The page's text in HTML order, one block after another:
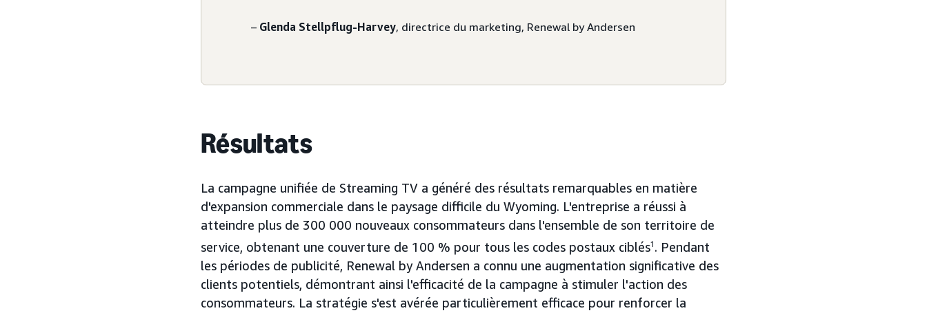
– Glenda Stellpflug-Harvey, directrice du marketing, Renewal by Andersen
Résultats
La campagne unifiée de Streaming TV a généré des résultats remarquables en matière
d'expansion commerciale dans le paysage difficile du Wyoming. L'entreprise a réussi à
atteindre plus de 300 000 nouveaux consommateurs dans l'ensemble de son territoire de
service, obtenant une couverture de 100 % pour tous les codes postaux ciblés1 . Pendant
les périodes de publicité, Renewal by Andersen a connu une augmentation significative des
clients potentiels, démontrant ainsi l'efficacité de la campagne à stimuler l'action des
consommateurs. La stratégie s'est avérée particulièrement efficace pour renforcer la